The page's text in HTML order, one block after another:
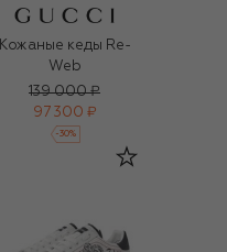
Кожаные кеды Re-
Web
139 000 ₽
97 300 ₽
-30%